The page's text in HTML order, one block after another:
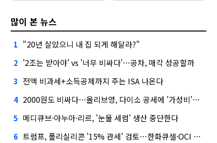
많이 본 뉴스
1 "20년 살았으니 내 집 되게 해달라?"
2 '2조는 받아야' vs '너무 비싸다'…공차, 매각 성공할까
3 전액 비과세+소득공제까지 주는 ISA 나온다
4 2000원도 비싸다…올리브영, 다이소 공세에 '가성비'로 맞불
5 메디큐브·아누아·리르, '눈물 세럼' 생산 중단한다
6 트럼프, 폴리실리콘 '15% 관세' 검토…한화큐셀·OCI 영향은?